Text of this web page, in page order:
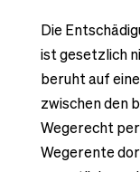
Die
ist gesetzlich
beruht auf
zwischen den
Wegerecht
Wegerente